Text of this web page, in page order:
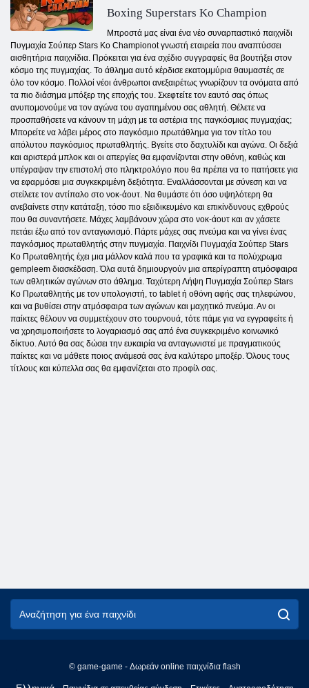
Boxing Superstars Ko Champion
Μπροστά μας είναι ένα νέο συναρπαστικό παιχνίδι
Πυγμαχία Σούπερ Stars Ko Championot γνωστή εταιρεία που αναπτύσσει
αισθητήρια παιχνίδια. Πρόκειται για ένα σχέδιο συγγραφείς θα βουτήξει στον
κόσμο της πυγμαχίας. Το άθλημα αυτό κέρδισε εκατομμύρια θαυμαστές σε
όλο τον κόσμο. Πολλοί νέοι άνθρωποι ανεξαιρέτως γνωρίζουν τα ονόματα από
τα πιο διάσημα μπόξερ της εποχής του. Σκεφτείτε τον εαυτό σας όπως
ανυπομονούμε να τον αγώνα του αγαπημένου σας αθλητή. Θέλετε να
προσπαθήσετε να κάνουν τη μάχη με τα αστέρια της παγκόσμιας πυγμαχίας;
Μπορείτε να λάβει μέρος στο παγκόσμιο πρωτάθλημα για τον τίτλο του
απόλυτου παγκόσμιος πρωταθλητής. Βγείτε στο δαχτυλίδι και αγώνα. Οι δεξιά
και αριστερά μπλοκ και οι απεργίες θα εμφανίζονται στην οθόνη, καθώς και
υπέγραψαν την επιστολή στο πληκτρολόγιο που θα πρέπει να το πατήσετε για
να εφαρμόσει μια συγκεκριμένη δεξιότητα. Εναλλάσσονται με σύνεση και να
στείλετε τον αντίπαλο στο νοκ-άουτ. Να θυμάστε ότι όσο υψηλότερη θα
ανεβαίνετε στην κατάταξη, τόσο πιο εξειδικευμένο και επικίνδυνους εχθρούς
που θα συναντήσετε. Μάχες λαμβάνουν χώρα στο νοκ-άουτ και αν χάσετε
πετάει έξω από τον ανταγωνισμό. Πάρτε μάχες σας πνεύμα και να γίνει ένας
παγκόσμιος πρωταθλητής στην πυγμαχία. Παιχνίδι Πυγμαχία Σούπερ Stars
Ko Πρωταθλητής έχει μια μάλλον καλά που τα γραφικά και τα πολύχρωμα
gempleem διασκέδαση. Όλα αυτά δημιουργούν μια απερίγραπτη ατμόσφαιρα
των αθλητικών αγώνων στο άθλημα. Ταχύτερη Λήψη Πυγμαχία Σούπερ Stars
Ko Πρωταθλητής με τον υπολογιστή, το tablet ή οθόνη αφής σας τηλεφώνου,
και να βυθίσει στην ατμόσφαιρα των αγώνων και μαχητικό πνεύμα. Αν οι
παίκτες θέλουν να συμμετέχουν στο τουρνουά, τότε πάμε για να εγγραφείτε ή
να χρησιμοποιήσετε το λογαριασμό σας από ένα συγκεκριμένο κοινωνικό
δίκτυο. Αυτό θα σας δώσει την ευκαιρία να ανταγωνιστεί με πραγματικούς
παίκτες και να μάθετε ποιος ανάμεσά σας ένα καλύτερο μποξέρ. Όλους τους
τίτλους και κύπελλα σας θα εμφανίζεται στο προφίλ σας.
© game-game - Δωρεάν online παιχνίδια flash
English